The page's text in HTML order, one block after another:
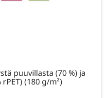
puuvillasta (70 %) ja
(180 g/m²)